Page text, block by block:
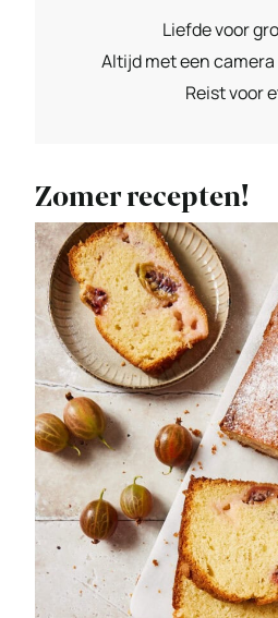
Liefde voor
Altijd met een
Reist voor
Zomer recepten!